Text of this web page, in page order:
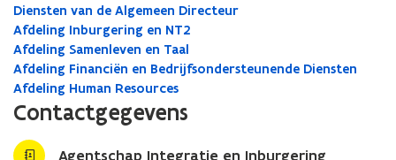
v
e
n
s
t
e
n
n
i
e
u
w
i
n
n
u
w
Diensten van de Algemeen Directeur
Afdeling Inburgering en NT2
Afdeling Samenleven en Taal
Afdeling Financiën en Bedrijfsondersteunende Diensten
Afdeling Human Resources
Contactgegevens
Agentschap Integratie en Inburgering